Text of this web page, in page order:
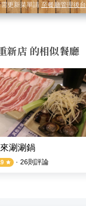
更新菜單請 至餐廳管理後台
店 的相似餐廳
涮涮鍋
· 26則評論